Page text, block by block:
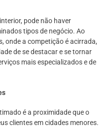
pode não haver
tipos de negócio. Ao
onde a competição é acirrada,
de se destacar e se tornar
mais especializados e de
é a proximidade que o
clientes em cidades menores.